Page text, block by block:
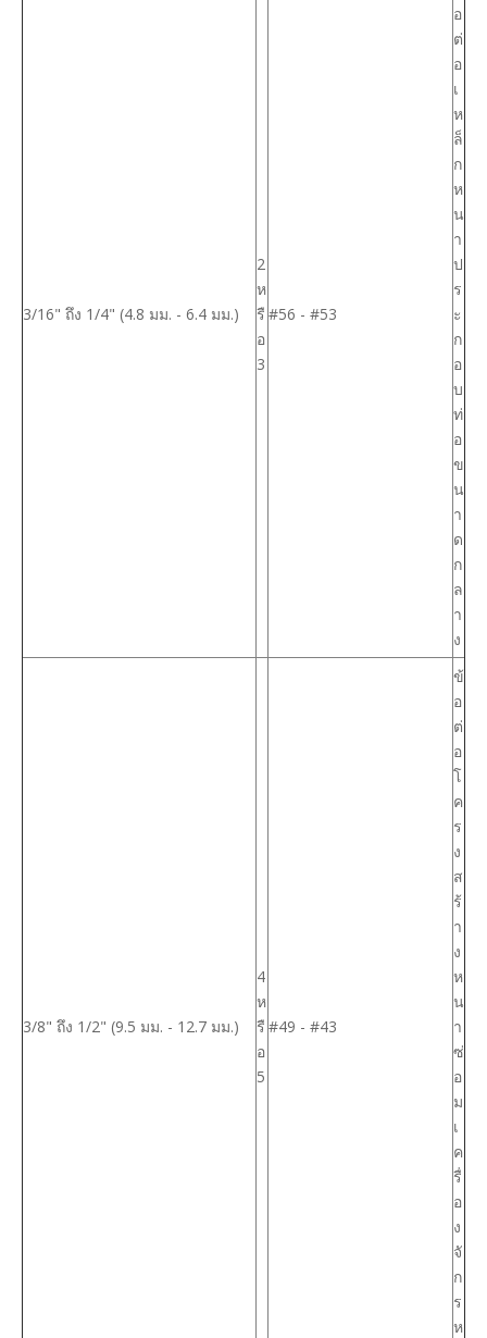
3/16" ถึง 1/4" (4.8 มม. - 6.4 มม.)
2
ห
รื
อ
3
#56 - #53
อ
ต่
อ
เ
ห
ล็
ก
ห
น
า
ป
ร
ะ
ก
อ
บ
ท่
อ
ข
น
า
ด
ก
ล
า
ง
3/8" ถึง 1/2" (9.5 มม. - 12.7 มม.)
4
ห
รื
อ
5
#49 - #43
ข้
อ
ต่
อ
โ
ค
ร
ง
ส
ร้
า
ง
ห
น
า
ซ่
อ
ม
เ
ค
รื่
อ
ง
จั
ก
ร
ห